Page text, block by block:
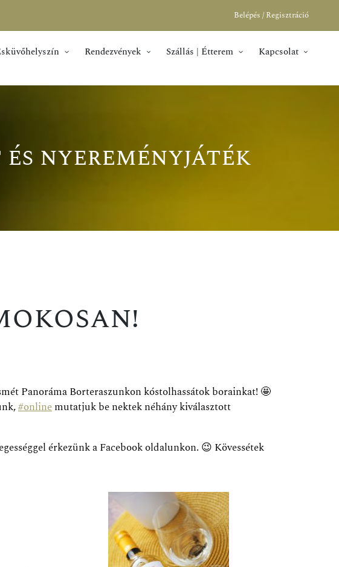
Belépés / Regisztráció
Rendezvények Szállás | Étterem Kapcsolat
nyereményjáték
Panoráma Borteraszunkon kóstolhassátok borainkat! 🤩
#onlinemutatjuk be nektek néhány kiválasztott
érkezünk a Facebook oldalunkon. 😉 Kövessétek